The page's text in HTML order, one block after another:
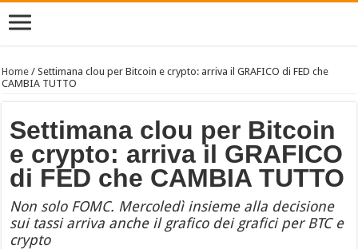
Home /Settimana clou per Bitcoin e crypto: arriva il GRAFICO di FED che
CAMBIA TUTTO
Settimana clou per Bitcoin
e crypto: arriva il GRAFICO
di FED che CAMBIA TUTTO
Non solo FOMC. Mercoledì insieme alla decisione
sui tassi arriva anche il grafico dei grafici per BTC e
crypto